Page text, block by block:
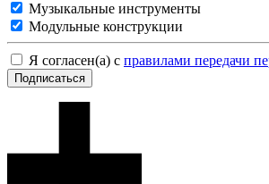
Музыкальные инструменты
Модульные конструкции
Я согласен(а) с правилами передачи
Подписаться